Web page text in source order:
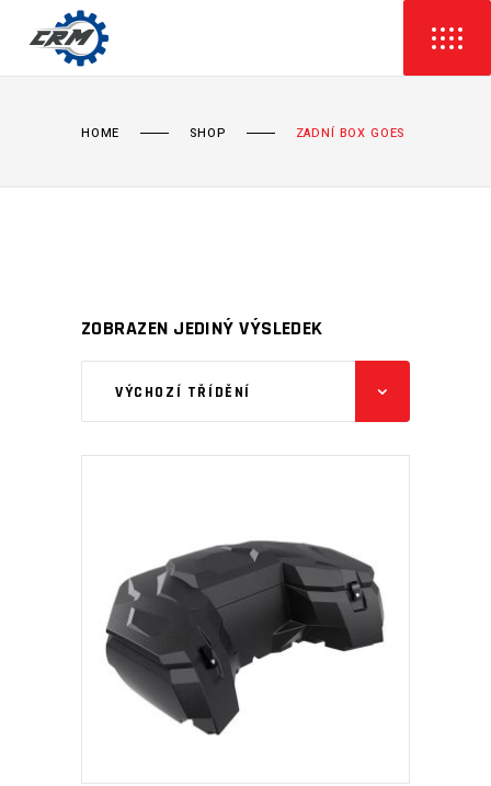
HOME SHOP ZADNÍ BOX GOES
ZOBRAZEN JEDINÝ VÝSLEDEK
VÝCHOZÍ TŘÍDĚNÍ
PŘIDAT DO KOŠÍKU